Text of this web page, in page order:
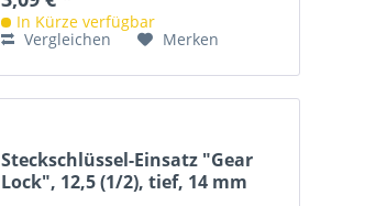
In Kürze verfügbar
Vergleichen
Merken
Steckschlüssel-Einsatz "Gear
Lock", 12,5 (1/2), tief, 14 mm